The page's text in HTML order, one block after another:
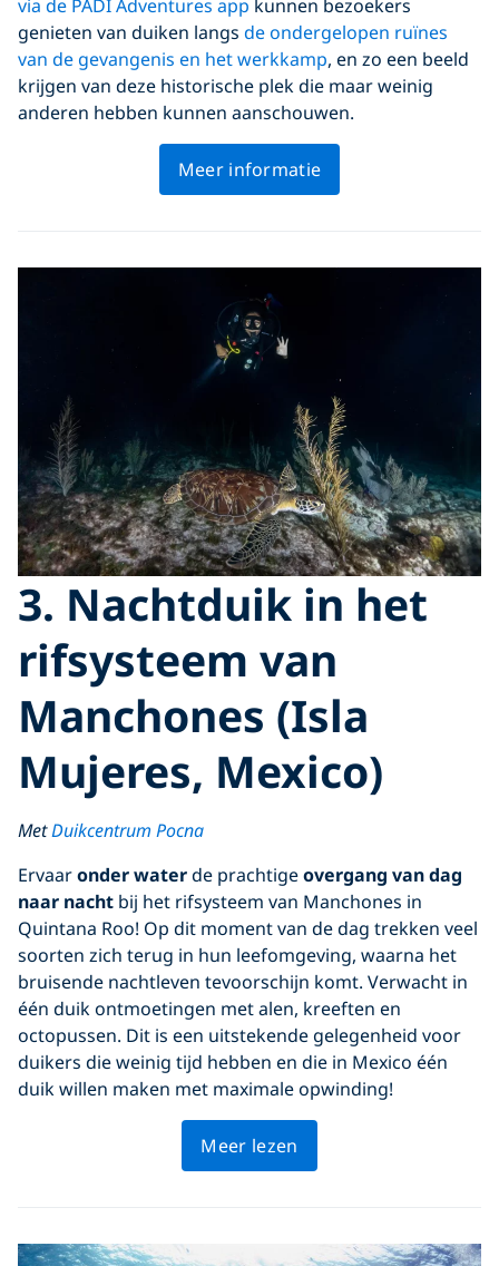
via de PADI Adventures app kunnen bezoekers
genieten van duiken langs de ondergelopen ruïnes
van de gevangenis en het werkkamp, en zo een beeld
krijgen van deze historische plek die maar weinig
anderen hebben kunnen aanschouwen.
Meer informatie
3. Nachtduik in het
rifsysteem van
Manchones (Isla
Mujeres, Mexico)
MetDuikcentrum Pocna
Ervaaronder waterde prachtigeovergang van dag
naar nacht bij het rifsysteem van Manchones in
Quintana Roo! Op dit moment van de dag trekken veel
soorten zich terug in hun leefomgeving, waarna het
bruisende nachtleven tevoorschijn komt. Verwacht in
één duik ontmoetingen met alen, kreeften en
octopussen. Dit is een uitstekende gelegenheid voor
duikers die weinig tijd hebben en die in Mexico één
duik willen maken met maximale opwinding!
Meer lezen